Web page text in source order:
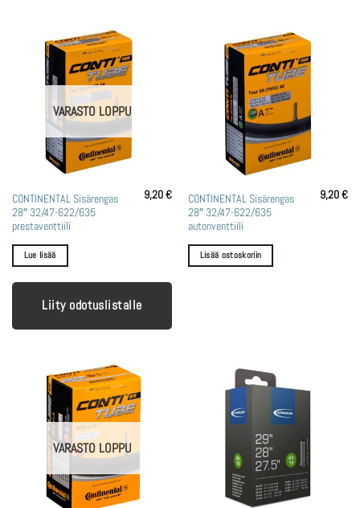
VARASTO LOPPU
CONTINENTAL Sisärengas
28″ 32/47-622/635
prestaventtiili
9,20€
Lue lisää
Liity odotuslistalle
CONTINENTAL Sisärengas
28″ 32/47-622/635
autonventtiili
9,20€
Lisää ostoskoriin
VARASTO LOPPU